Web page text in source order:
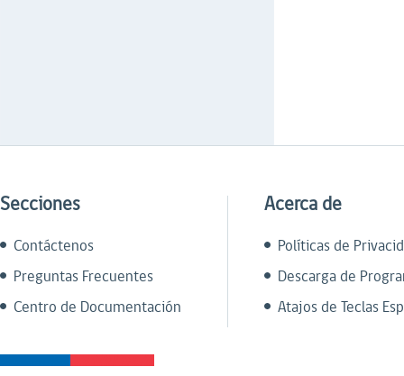
Secciones
Contáctenos
Preguntas Frecuentes
Centro de Documentación
Acerca de
Políticas de
Descarga de
Atajos de Teclas